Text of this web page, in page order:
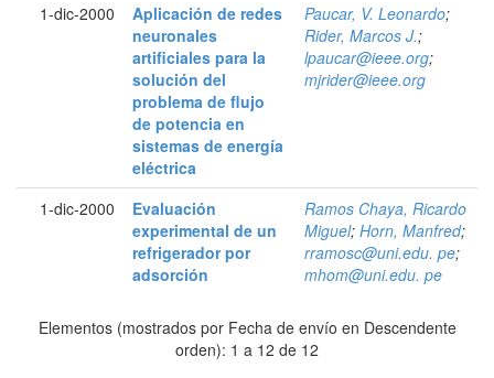
1-dic-2000
Aplicación de redes
neuronales
artificiales para la
solución del
problema de flujo
de potencia en
sistemas de energía
eléctrica
Paucar, V. Leonardo;
Rider, Marcos J.;
lpaucar@ieee.org;
mjrider@ieee.org
1-dic-2000
Evaluación
experimental de un
refrigerador por
adsorción
Ramos Chaya, Ricardo
Miguel; Horn, Manfred;
rramosc@uni.edu. pe;
mhom@uni.edu. pe
Elementos (mostrados por Fecha de envío en Descendente
orden): 1 a 12 de 12